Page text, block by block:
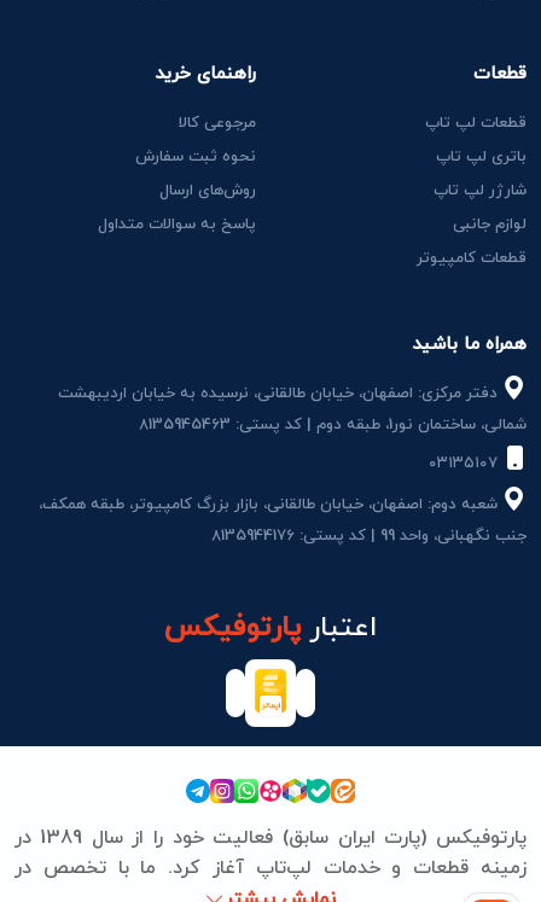
همراه ما باشید
دفتر مرکزی: اصفهان، خیابان طالقانی، نرسیده به خیابان اردیبهشت
شمالی، ساختمان نور1، طبقه دوم | کد پستی: 8135945463
شعبه دوم: اصفهان، خیابان طالقانی، بازار بزرگ کامپیوتر، طبقه همکف،
جنب نگهبانی، واحد 99 | کد پستی: 8135944176
قطعات
قطعات لپ تاپ
باتری لپ تاپ
شارژر لپ تاپ
لوازم جانبی
قطعات کامپیوتر
راهنمای خرید
مرجوعی کالا
نحوه ثبت سفارش
روش‌های ارسال
پاسخ به سوالات متداول
اعتبارپارتوفیکس
پارتوفیکس (پارت ایران سابق) فعالیت خود را از سال 1389 در
زمینه قطعات و خدمات لپ‌تاپ آغاز کرد. ما با تخصص در